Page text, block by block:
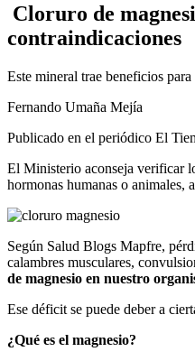
Cloruro de
contraindicaciones
Este mineral trae beneficios
Fernando Umaña Mejía
Publicado en el periódico El
El Ministerio aconseja verificar
hormonas humanas o animales,
Según Salud Blogs Mapfre,
calambres musculares,
de magnesio en nuestro
Ese déficit se puede deber a
¿Qué es el magnesio?